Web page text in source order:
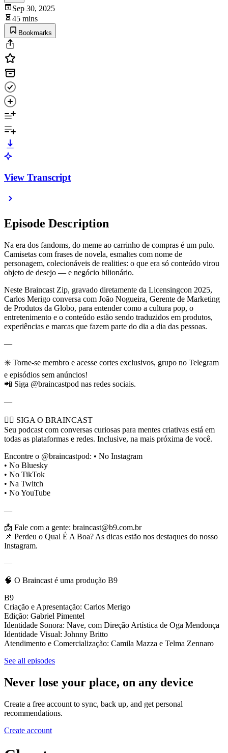
Sep 30, 2025
45 mins
Bookmarks
View Transcript
Episode Description
Na era dos fandoms, do meme ao carrinho de compras é um pulo.
Camisetas com frases de novela, esmaltes com nome de
personagem, colecionáveis de realities: o que era só conteúdo virou
objeto de desejo — e negócio bilionário.
Neste Braincast Zip, gravado diretamente da Licensingcon 2025,
Carlos Merigo conversa com João Nogueira, Gerente de Marketing
de Produtos da Globo, para entender como a cultura pop, o
entretenimento e o conteúdo estão sendo traduzidos em produtos,
experiências e marcas que fazem parte do dia a dia das pessoas.
—
✳️ Torne-se membro e acesse cortes exclusivos, grupo no Telegram
e episódios sem anúncios!
📲 Siga @braincastpod nas redes sociais.
—
🏃‍♂️ SIGA O BRAINCAST
Seu podcast com conversas curiosas para mentes criativas está em
todas as plataformas e redes. Inclusive, na mais próxima de você.
Encontre o @braincastpod: • No Instagram
• No Bluesky
• No TikTok
• Na Twitch
• No YouTube
—
📩 Fale com a gente: braincast@b9.com.br
📌 Perdeu o Qual É A Boa? As dicas estão nos destaques do nosso
Instagram.
—
🧠 O Braincast é uma produção B9
B9
Criação e Apresentação: Carlos Merigo
Edição: Gabriel Pimentel
Identidade Sonora: Nave, com Direção Artística de Oga Mendonça
Identidade Visual: Johnny Britto
Atendimento e Comercialização: Camila Mazza e Telma Zennaro
See all episodes
Never lose your place, on any device
Create a free account to sync, back up, and get personal
recommendations.
Create account